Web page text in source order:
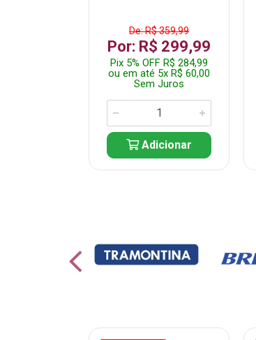
De: R$ 359,99
Por: R$ 299,99
Pix 5% OFF R$ 284,99
ou em até 5x R$ 60,00
Sem Juros
Adicionar